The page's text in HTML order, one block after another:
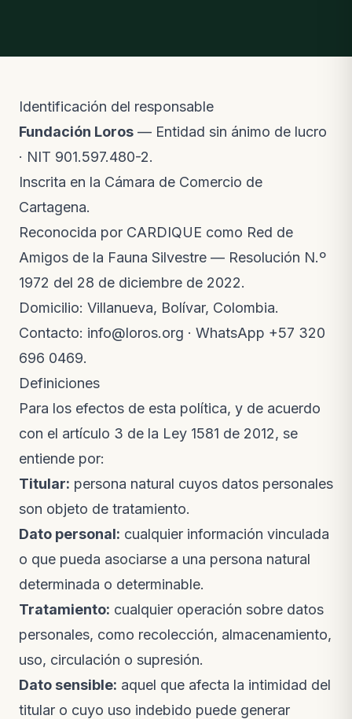
Identificación del responsable
Fundación Loros — Entidad sin ánimo de lucro
· NIT 901.597.480-2.
Inscrita en la Cámara de Comercio de
Cartagena.
Reconocida por CARDIQUE como Red de
Amigos de la Fauna Silvestre — Resolución N.º
1972 del 28 de diciembre de 2022.
Domicilio: Villanueva, Bolívar, Colombia.
Contacto: info@loros.org · WhatsApp +57 320
696 0469.
Definiciones
Para los efectos de esta política, y de acuerdo
con el artículo 3 de la Ley 1581 de 2012, se
entiende por:
Titular: persona natural cuyos datos personales
son objeto de tratamiento.
Dato personal: cualquier información vinculada
o que pueda asociarse a una persona natural
determinada o determinable.
Tratamiento: cualquier operación sobre datos
personales, como recolección, almacenamiento,
uso, circulación o supresión.
Dato sensible: aquel que afecta la intimidad del
titular o cuyo uso indebido puede generar